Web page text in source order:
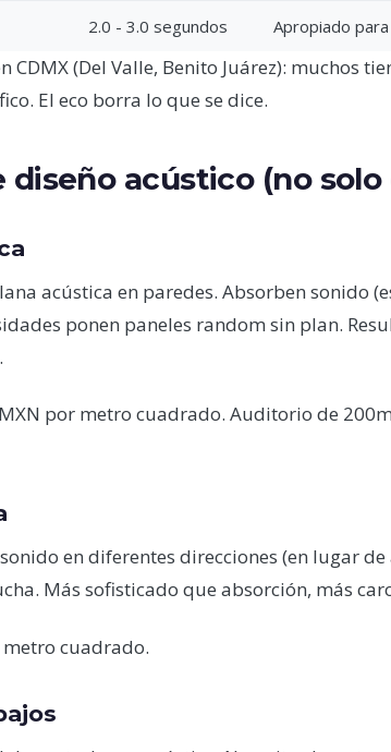
2.0 - 3.0 segundos Apropiado
(Del Valle, Benito Juárez): muchos
El eco borra lo que se dice.
diseño acústico (no
acústica en paredes. Absorben sonido
ponen paneles random sin plan.
por metro cuadrado. Auditorio de
en diferentes direcciones (en lugar
Más sofisticado que absorción, más
cuadrado.